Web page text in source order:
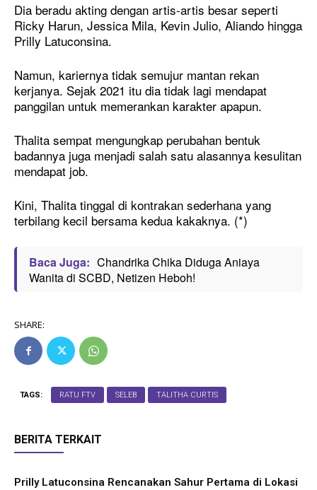
Dia beradu akting dengan artis-artis besar seperti
Ricky Harun, Jessica Mila, Kevin Julio, Aliando hingga
Prilly Latuconsina.
Namun, kariernya tidak semujur mantan rekan
kerjanya. Sejak 2021 itu dia tidak lagi mendapat
panggilan untuk memerankan karakter apapun.
Thalita sempat mengungkap perubahan bentuk
badannya juga menjadi salah satu alasannya kesulitan
mendapat job.
Kini, Thalita tinggal di kontrakan sederhana yang
terbilang kecil bersama kedua kakaknya. (*)
Baca Juga: Chandrika Chika Diduga Aniaya
Wanita di SCBD, Netizen Heboh!
SHARE:
TAGS: RATU FTV SELEB TALITHA CURTIS
BERITA TERKAIT
Prilly Latuconsina Rencanakan Sahur Pertama di Lokasi